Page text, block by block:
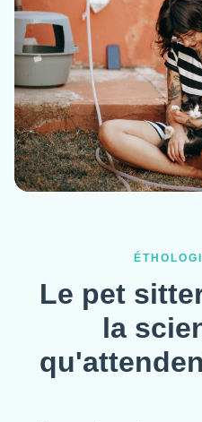
Le pet
la